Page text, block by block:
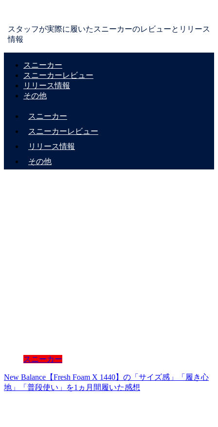
スタッフが実際に履いたスニーカーのレビューとリリース
情報
スニーカー
スニーカーレビュー
リリース情報
その他
スニーカー
スニーカーレビュー
リリース情報
その他
スニーカー
New Balance【Fresh Foam X 1440】の「サイズ感」「履き心
地」「普段使い」を1ヵ月間履いた感想